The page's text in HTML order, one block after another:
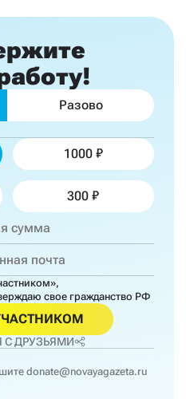
Разово
1000
300
свое гражданство РФ
С ДРУЗЬЯМИ
donate@novayagazeta.ru